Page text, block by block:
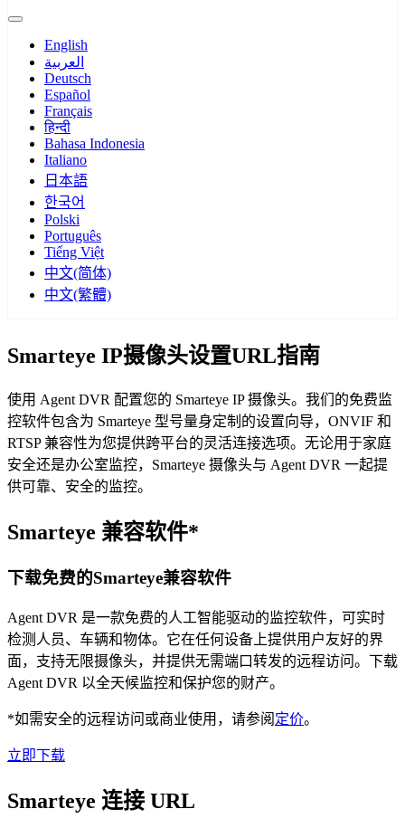
English
العربية
Deutsch
Español
Français
हिन्दी
Bahasa Indonesia
Italiano
日本語
한국어
Polski
Português
Tiếng Việt
中文(简体)
中文(繁體)
Smarteye IP摄像头设置URL指南
使用 Agent DVR 配置您的 Smarteye IP 摄像头。我们的免费监
控软件包含为 Smarteye 型号量身定制的设置向导，ONVIF 和
RTSP 兼容性为您提供跨平台的灵活连接选项。无论用于家庭
安全还是办公室监控，Smarteye 摄像头与 Agent DVR 一起提
供可靠、安全的监控。
Smarteye 兼容软件*
下载免费的Smarteye兼容软件
Agent DVR 是一款免费的人工智能驱动的监控软件，可实时
检测人员、车辆和物体。它在任何设备上提供用户友好的界
面，支持无限摄像头，并提供无需端口转发的远程访问。下载
Agent DVR 以全天候监控和保护您的财产。
*如需安全的远程访问或商业使用，请参阅 定价。
立即下载
Smarteye 连接 URL